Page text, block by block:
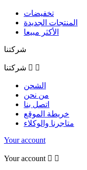
تخفيضات
المنتجات الجديدة
الأكثر مبيعا
شركتنا
شركتنا  
الشحن
من نحن
اتصل بنا
خريطة الموقع
متاجرنا والوكلاء
Your account
Your account  